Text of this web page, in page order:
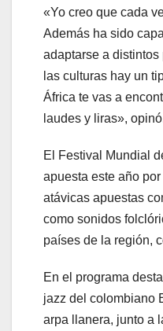
«Yo creo que cada
Además ha sido
adaptarse a
las culturas hay un
África te vas a
laudes y liras»,
El Festival Mundial
apuesta este año
atávicas apuestas
como sonidos
países de la región,
En el programa
jazz del colombiano
arpa llanera, junto a